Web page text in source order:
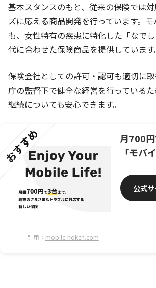
基本スタンスのもと、従来の保険では
ズに応える商品開発を行っています。
も、女性特有の疾患に特化した「なで
代に合わせた保険商品を提供しています
保険会社としての許可・認可も適切に
庁の監督下で健全な経営を行っている
継続についても安心できます。
おすすめ
引用： mobile-hoken.com
月700
「モバ
公式